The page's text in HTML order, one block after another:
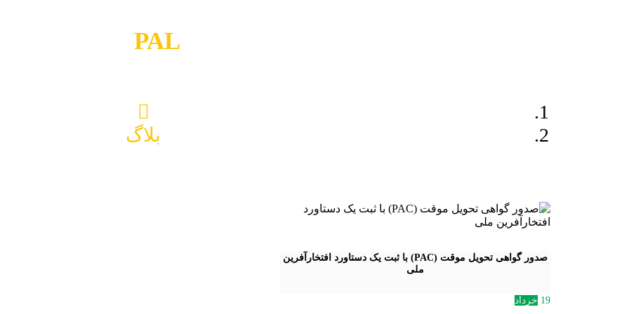
PAL
بلاگ
صدور گواهی تحویل موقت (PAC) با ثبت یک دستاورد افتخارآفرین
ملی
19 خرداد